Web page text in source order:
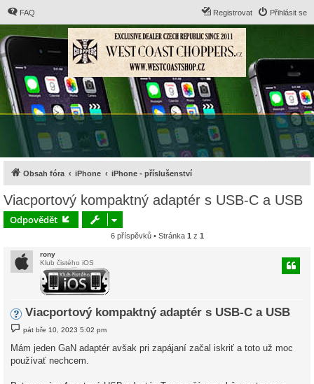
FAQ Přihlásit se
Registrovat
Obsah fóra iPhone iPhone - příslušenství
Viacportový kompaktný adaptér s USB-C a USB
Odpovědět
6 příspěvků • Stránka 1 z 1
rony
Klub čistého iOS
Viacportový kompaktný adaptér s USB-C a USB
í
s
p
pát bře 10, 2023 5:02 pm
Mám jeden GaN adaptér avšak pri zapájaní začal iskriť a toto už moc
používať nechcem.